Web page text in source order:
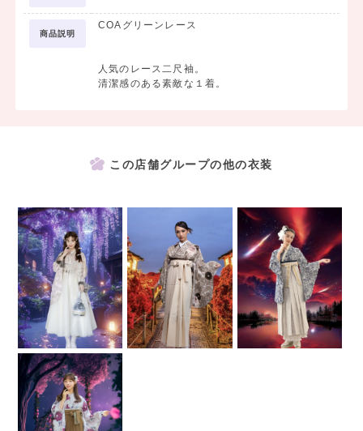
商品説明
COAグリーンレース
人気のレース二尺袖。
清潔感のある素敵な１着。
この店舗グループの他の衣装